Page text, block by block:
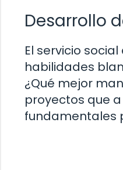
Desarrollo
El servicio
habilidades
¿Qué mejor
proyectos que
fundamentales